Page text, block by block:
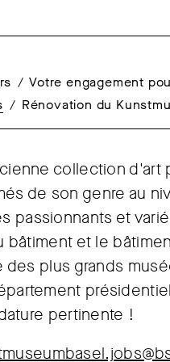
Votre engagement
Rénovation du
collection
de son genre au
passionnants et
et le
plus grands
pertinente !